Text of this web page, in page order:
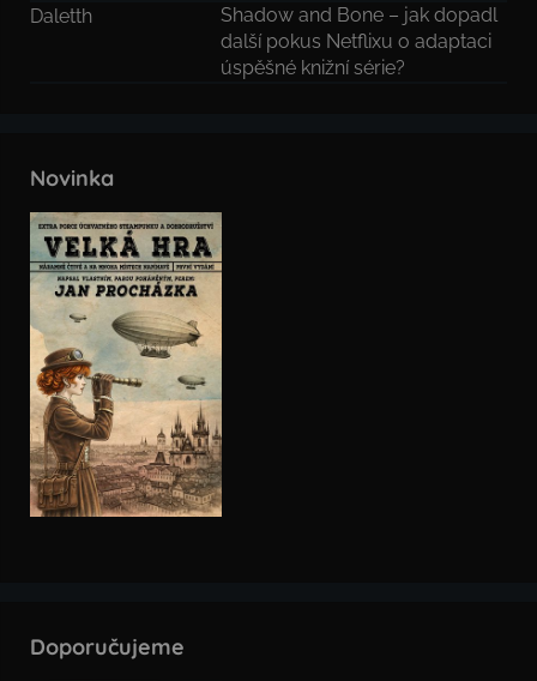
Daletth
Shadow and Bone – jak dopadl
další pokus Netflixu o adaptaci
úspěšné knižní série?
Novinka
Doporučujeme